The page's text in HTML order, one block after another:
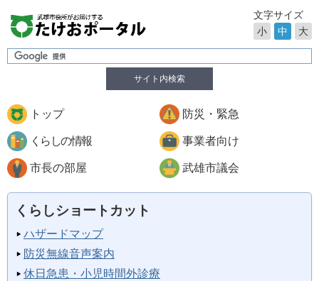
サイト内検索
文字サイズ
小
中 大
トップ 防災・緊急
くらしの情報 事業者向け
市長の部屋 武雄市議会
くらしショートカット
ハザードマップ
防災無線音声案内
休日急患・小児時間外診療